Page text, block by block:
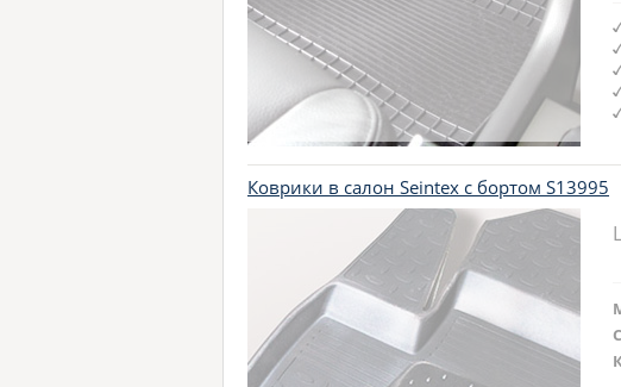
Коврики в салон Seintex с бортом S13995